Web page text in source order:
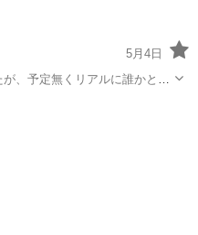
5月4日
、予定無くリアルに誰かと少